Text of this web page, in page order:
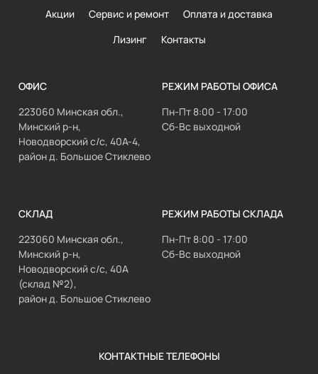
Акции Сервис и ремонт
Оплата и доставка
Лизинг
Контакты
ОФИС
223060 Минская обл.,
Минский р-н,
Новодворский с/с, 40А-4,
район д. Большое Стиклево
РЕЖИМ РАБОТЫ ОФИСА
Пн-Пт 8:00 - 17:00
Сб-Вс выходной
СКЛАД
223060 Минская обл.,
Минский р-н,
Новодворский с/с, 40А
(склад №2),
район д. Большое Стиклево
РЕЖИМ РАБОТЫ СКЛАДА
Пн-Пт 8:00 - 17:00
Сб-Вс выходной
КОНТАКТНЫЕ ТЕЛЕФОНЫ